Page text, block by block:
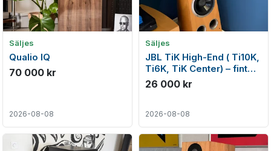
Säljes
Qualio IQ
70 000 kr
2026-08-08
Säljes
JBL TiK High-End ( Ti10K,
Ti6K, TiK Center) – fint
skick
26 000 kr
2026-08-08